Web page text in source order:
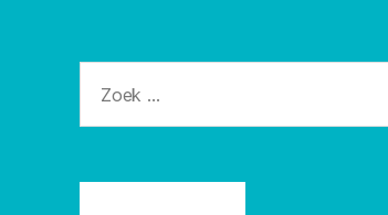
naar: